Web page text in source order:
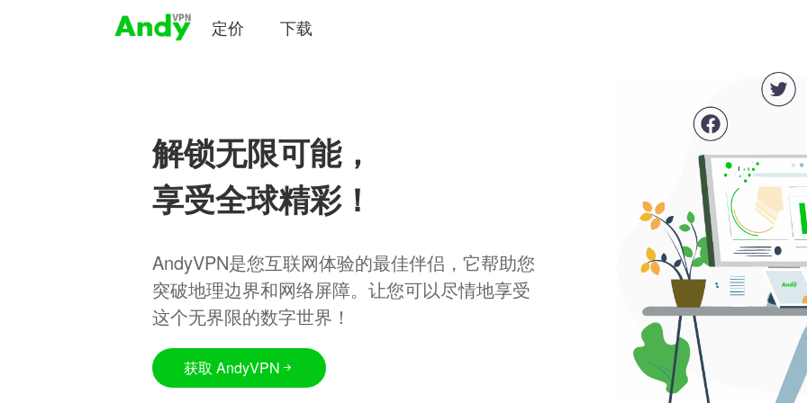
定价 下载
解锁无限可能，
享受全球精彩！
AndyVPN是您互联网体验的最佳伴侣，它帮助您
突破地理边界和网络屏障。让您可以尽情地享受
这个无界限的数字世界！
获取 AndyVPN